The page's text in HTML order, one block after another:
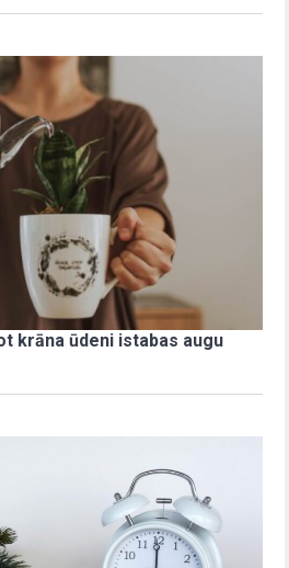
krāna ūdeni istabas augu